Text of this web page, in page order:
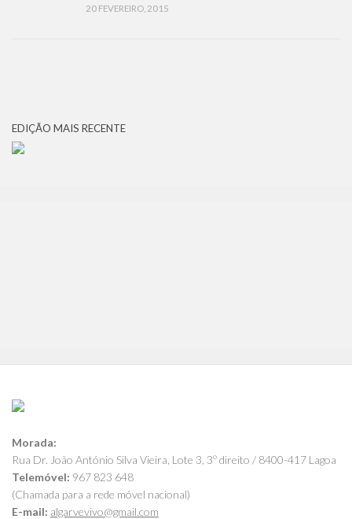
20 FEVEREIRO, 2015
EDIÇÃO MAIS RECENTE
Morada:
Rua Dr. João António Silva Vieira, Lote 3, 3º direito / 8400-417 Lagoa
Telemóvel: 967 823 648
(Chamada para a rede móvel nacional)
E-mail: algarvevivo@gmail.com